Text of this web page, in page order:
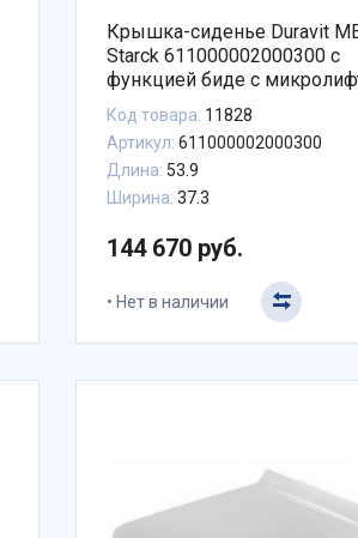
Крышка-сиденье Duravit
Starck 611000002000300 с
функцией биде с
Код товара: 11828
Артикул: 611000002000300
Длина: 53.9
Ширина: 37.3
144 670 руб.
Нет в наличии